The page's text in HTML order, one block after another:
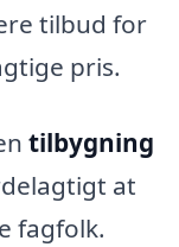
tilbud for
pris.
tilbygning
at
fagfolk.